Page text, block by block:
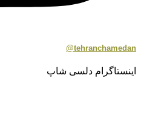
tehranchamedan@
اینستاگرام دلسی شاپ